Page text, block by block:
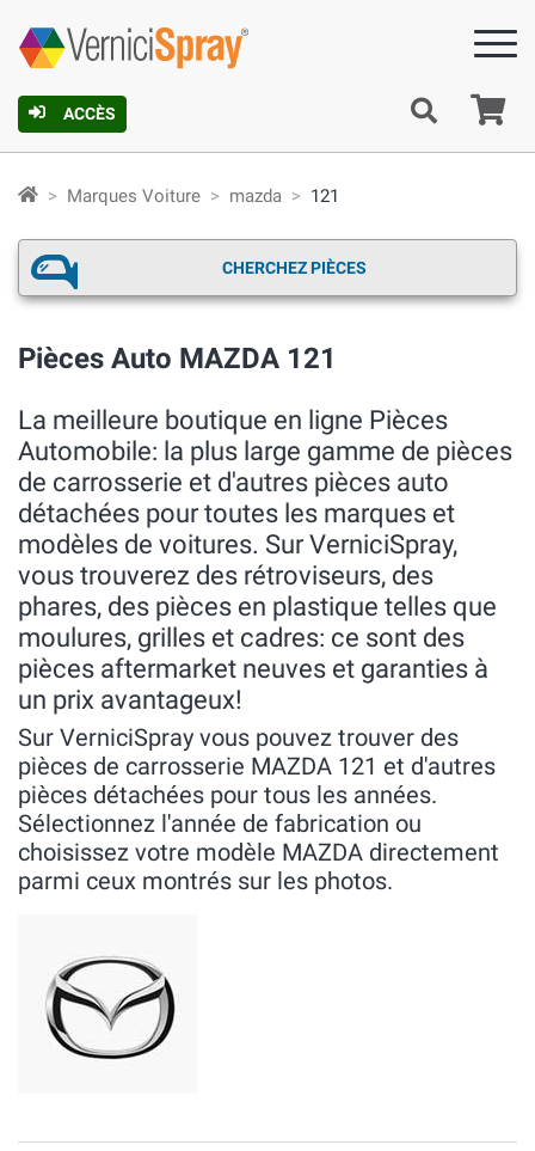
ACCÈS
Marques Voiture mazda 121
CHERCHEZ PIÈCES
Pièces Auto MAZDA 121
La meilleure boutique en ligne Pièces
Automobile: la plus large gamme de pièces
de carrosserie et d'autres pièces auto
détachées pour toutes les marques et
modèles de voitures. Sur VerniciSpray,
vous trouverez des rétroviseurs, des
phares, des pièces en plastique telles que
moulures, grilles et cadres: ce sont des
pièces aftermarket neuves et garanties à
un prix avantageux!
Sur VerniciSpray vous pouvez trouver des
pièces de carrosserie MAZDA 121 et d'autres
pièces détachées pour tous les années.
Sélectionnez l'année de fabrication ou
choisissez votre modèle MAZDA directement
parmi ceux montrés sur les photos.